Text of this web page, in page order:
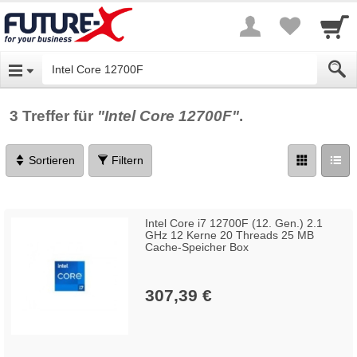
3 Treffer für "Intel Core 12700F".
Sortieren Filtern
Intel Core i7 12700F (12. Gen.) 2.1
GHz 12 Kerne 20 Threads 25 MB
Cache-Speicher Box
307,39 €